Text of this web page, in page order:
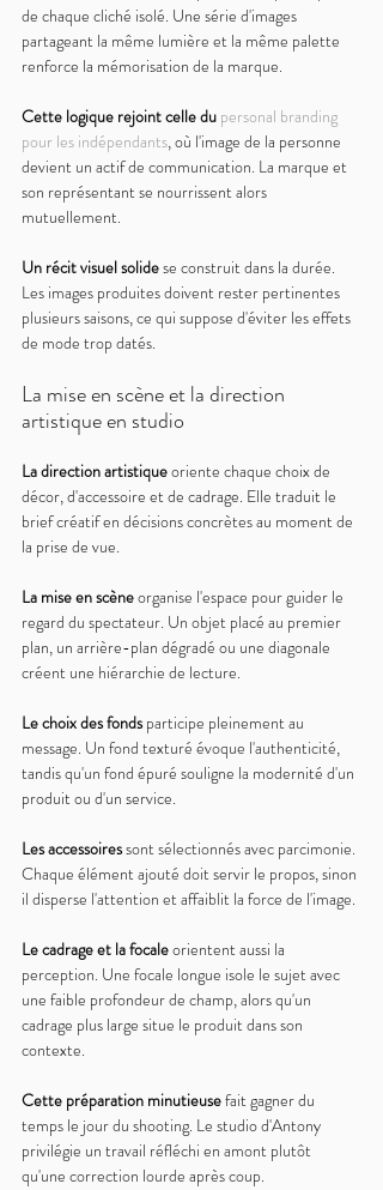
de chaque cliché isolé. Une série d'images
partageant la même lumière et la même palette
renforce la mémorisation de la marque.
Cette logique rejoint celle du personal branding
pour les indépendants, où l'image de la personne
devient un actif de communication. La marque et
son représentant se nourrissent alors
mutuellement.
Un récit visuel solide se construit dans la durée.
Les images produites doivent rester pertinentes
plusieurs saisons, ce qui suppose d'éviter les effets
de mode trop datés.
La mise en scène et la direction
artistique en studio
La direction artistique oriente chaque choix de
décor, d'accessoire et de cadrage. Elle traduit le
brief créatif en décisions concrètes au moment de
la prise de vue.
La mise en scène organise l'espace pour guider le
regard du spectateur. Un objet placé au premier
plan, un arrière-plan dégradé ou une diagonale
créent une hiérarchie de lecture.
Le choix des fonds participe pleinement au
message. Un fond texturé évoque l'authenticité,
tandis qu'un fond épuré souligne la modernité d'un
produit ou d'un service.
Les accessoires sont sélectionnés avec parcimonie.
Chaque élément ajouté doit servir le propos, sinon
il disperse l'attention et affaiblit la force de l'image.
Le cadrage et la focale orientent aussi la
perception. Une focale longue isole le sujet avec
une faible profondeur de champ, alors qu'un
cadrage plus large situe le produit dans son
contexte.
Cette préparation minutieuse fait gagner du
temps le jour du shooting. Le studio d'Antony
privilégie un travail réfléchi en amont plutôt
qu'une correction lourde après coup.